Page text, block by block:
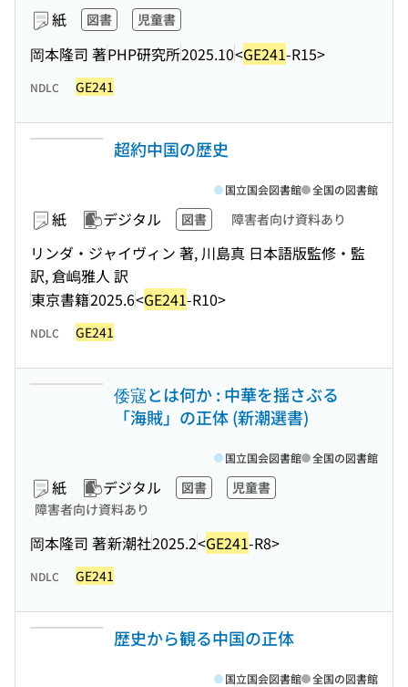
紙 図書 児童書
岡本隆司 著PHP研究所2025.10<GE241-R15>
NDLC GE241
超約中国の歴史
紙 デジタル 図書 障害者向け資料あり
リンダ・ジャイヴィン 著, 川島真 日本語版監修・監
訳, 倉嶋雅人 訳
東京書籍2025.6<GE241-R10>
国立国会図書館 全国の図書館
NDLC GE241
倭寇とは何か : 中華を揺さぶる
「海賊」の正体 (新潮選書)
紙 デジタル 図書
児童書
障害者向け資料あり
岡本隆司 著新潮社2025.2<GE241-R8>
国立国会図書館 全国の図書館
NDLC GE241
歴史から観る中国の正体
国立国会図書館 全国の図書館